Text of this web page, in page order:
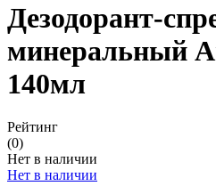
Дезодорант-
минеральный
140мл
Рейтинг
(0)
Нет в наличии
Нет в наличии